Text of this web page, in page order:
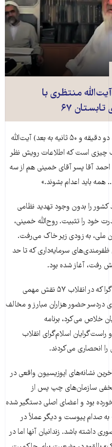
منتظری با
۶۷
در همان ابتدای نوار معروف (از حدود دو دقیقه و ۵۰ ثانیه به بعد) آیت‌الله
چیزی است که اطلاعات رویش نظر
آقا پسر آقای خمینی هم از سه
باید اعدام بشوند.»
را بدون وجود تهدید نظامی
خود را تثبیت. روح‌الله خمینی،
ملی، به زودی زیر خاک می‌رفت.
سرمایه‌داری که تا حد
رفت، آغاز شده بود.
در این شرایط، قتل عام زندانیان چپ‌گرا که در انقلاب ۵۷ نقش مهمی
دردسر حضور هزاران مبارز و مخالف
خلاص می‌کرد، برنامه
راست‌گرایان اسلام‌گرای انقلاب
را انحصاری می‌کردند.
نشانه‌های اپوزیسیون واقعی در
مخفی سازمان‌های چپ پس از
بود و اعضای اصلی دستگیر شده
صدام پیوست و دیگر عملاً در
باشد. زندانیان آنها اما در